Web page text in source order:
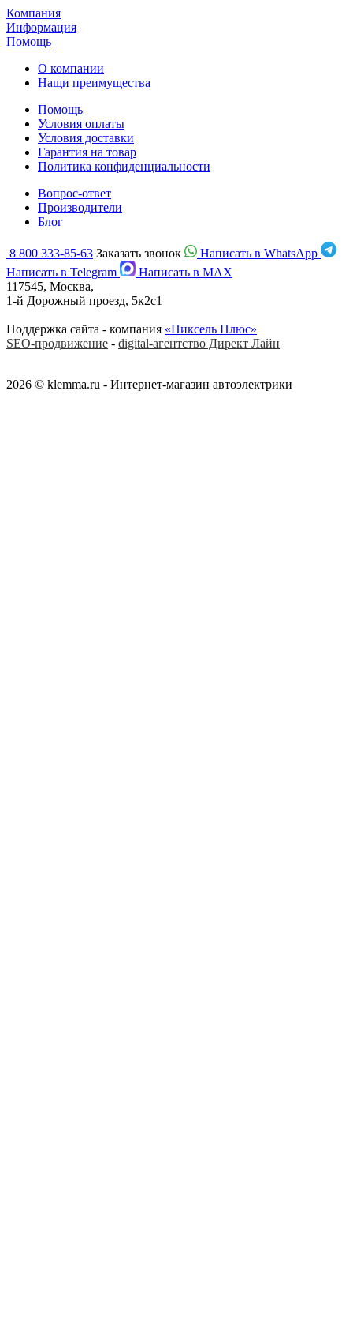
Компания
Информация
Помощь
О компании
Нащи преимущества
Помощь
Условия оплаты
Условия доставки
Гарантия на товар
Политика конфиденциальности
Вопрос-ответ
Производители
Блог
8 800 333-85-63 Заказать звонок
Написать в WhatsApp
Написать в Telegram
Написать в MAX
117545, Москва,
1-й Дорожный проезд, 5к2с1
Поддержка сайта - компания «Пиксель Плюс»
SEO-продвижение - digital-агентство Директ Лайн
2026 © klemma.ru - Интернет-магазин автоэлектрики